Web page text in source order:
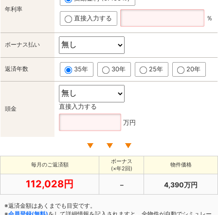
年利率
直接入力する ％
ボーナス払い
返済年数 35年 30年 25年 20年
頭金 直接入力する
万円
毎月のご返済額
ボーナス
(×年2回)
物件価格
112,028円 － 4,390万円
※返済金額はあくまでも目安です。